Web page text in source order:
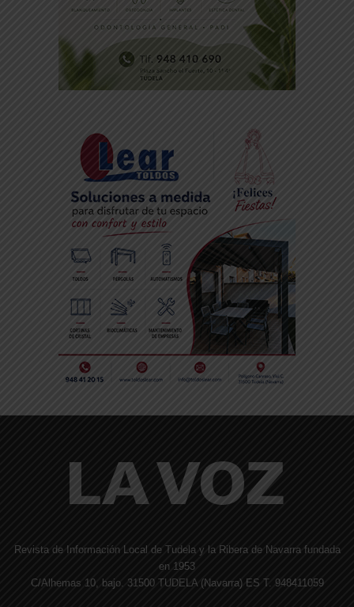
Revista de Información Local de Tudela y la Ribera de Navarra fundada
en 1953
C/Alhemas 10, bajo. 31500 TUDELA (Navarra) ES T. 948411059